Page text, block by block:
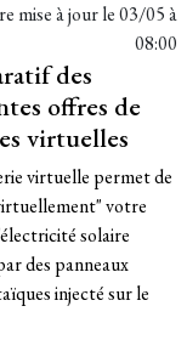
mise à jour le03/05 à
08:00
des
offres de
virtuelles
virtuelle permet de
votre
solaire
des panneaux
injecté sur le